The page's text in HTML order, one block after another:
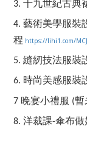
3. 十九世紀古典
4. 藝術美學服裝
程 https://lihi1.com/
5. 縫紉技法服裝
6. 時尚美感服裝
7 晚宴小禮服 (暫
8. 洋裁課-傘布做